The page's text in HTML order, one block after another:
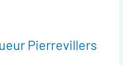
Pierrevillers